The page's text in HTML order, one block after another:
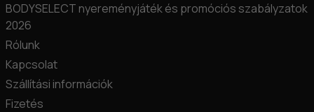
BODYSELECT nyereményjáték és promóciós szabályzatok
2026
Rólunk
Kapcsolat
Szállítási információk
Fizetés